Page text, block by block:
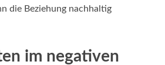
die Beziehung nachhaltig
im negativen